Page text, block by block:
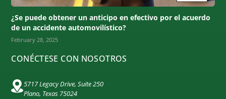
¿Se puede obtener un anticipo en efectivo por el acuerdo
de un accidente automovilístico?
February 28, 2025
CONÉCTESE CON NOSOTROS
5717 Legacy Drive, Suite 250
Plano, Texas 75024